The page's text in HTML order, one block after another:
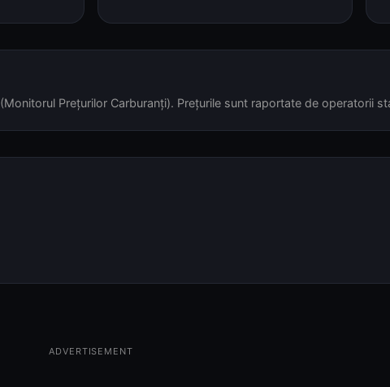
(Monitorul Prețurilor Carburanți). Prețurile sunt raportate de operatorii
ADVERTISEMENT